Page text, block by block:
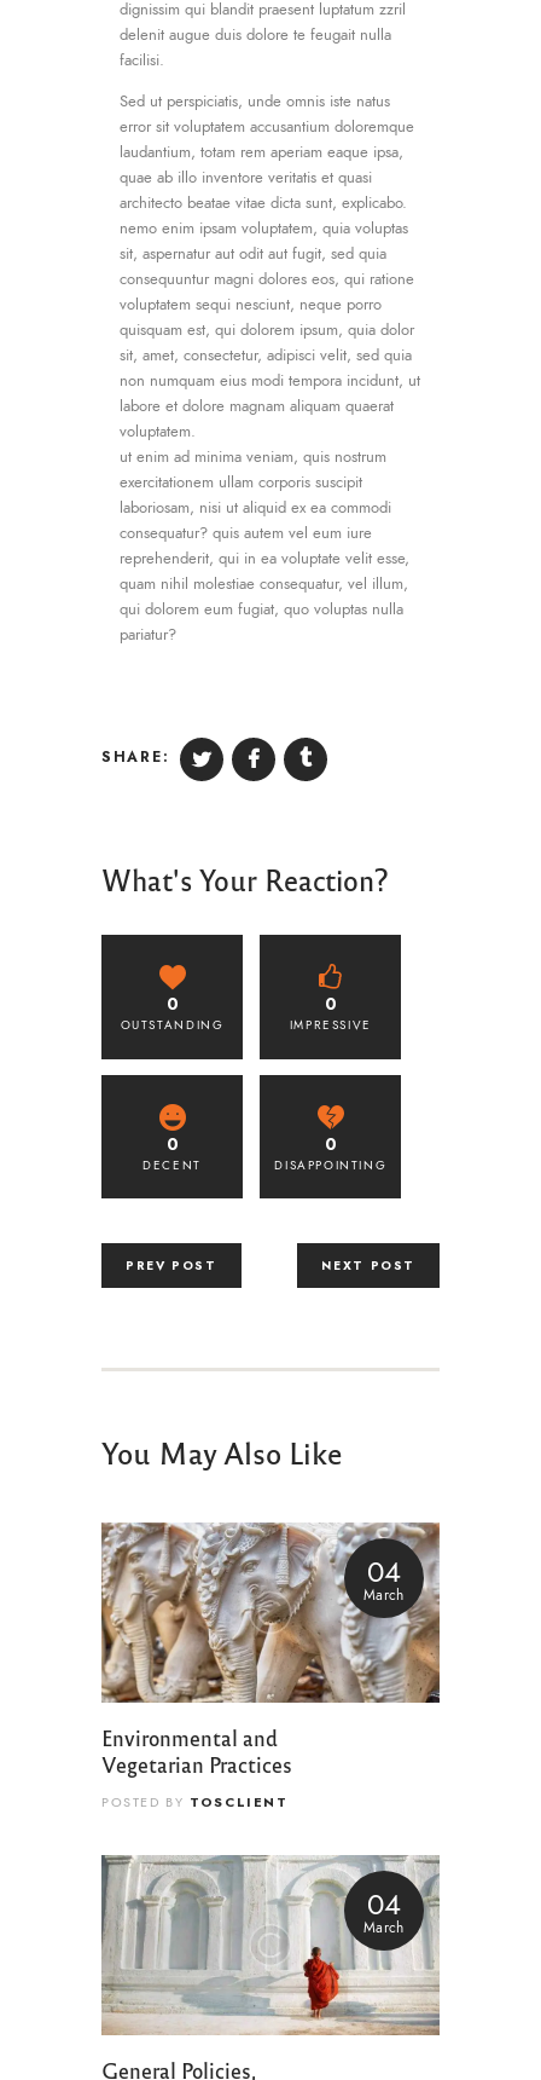
dignissim qui blandit praesent luptatum zzril
delenit augue duis dolore te feugait nulla
facilisi.
Sed ut perspiciatis, unde omnis iste natus
error sit voluptatem accusantium doloremque
laudantium, totam rem aperiam eaque ipsa,
quae ab illo inventore veritatis et quasi
architecto beatae vitae dicta sunt, explicabo.
nemo enim ipsam voluptatem, quia voluptas
sit, aspernatur aut odit aut fugit, sed quia
consequuntur magni dolores eos, qui ratione
voluptatem sequi nesciunt, neque porro
quisquam est, qui dolorem ipsum, quia dolor
sit, amet, consectetur, adipisci velit, sed quia
non numquam eius modi tempora incidunt, ut
labore et dolore magnam aliquam quaerat
voluptatem.
ut enim ad minima veniam, quis nostrum
exercitationem ullam corporis suscipit
laboriosam, nisi ut aliquid ex ea commodi
consequatur? quis autem vel eum iure
reprehenderit, qui in ea voluptate velit esse,
quam nihil molestiae consequatur, vel illum,
qui dolorem eum fugiat, quo voluptas nulla
pariatur?
SHARE:
What's Your Reaction?
0
OUTSTANDING
0
IMPRESSIVE
0
DECENT
0
DISAPPOINTING
PREV POST NEXT POST
You May Also Like
04
March
Environmental and
Vegetarian Practices
POSTED BY TOSCLIENT
04
March
General Policies,